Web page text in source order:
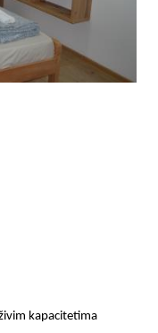
kapacitetima